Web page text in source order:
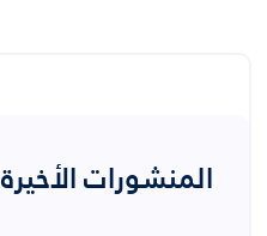
المنشورات الأخيرة